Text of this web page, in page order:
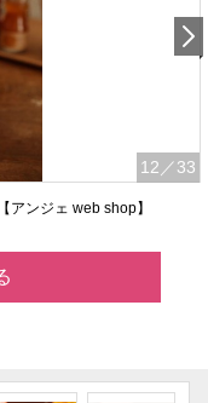
12 ／33
ンジェ web shop】